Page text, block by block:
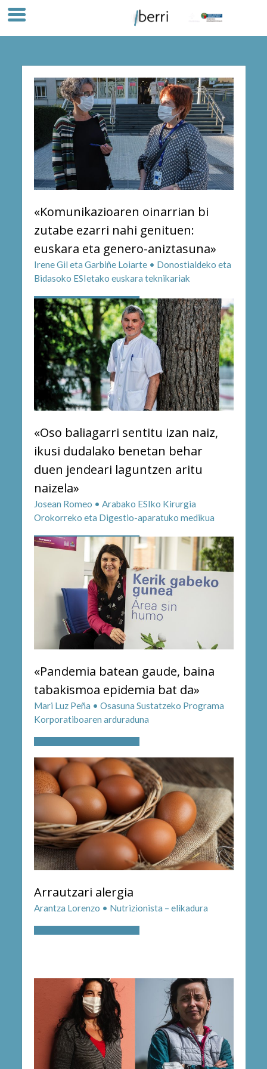
«Komunikazioaren oinarrian bi
zutabe ezarri nahi genituen:
euskara eta genero-aniztasuna»
Irene Gil eta Garbiñe Loiarte • Donostialdeko eta
Bidasoko ESIetako euskara teknikariak
«Oso baliagarri sentitu izan naiz,
ikusi dudalako benetan behar
duen jendeari laguntzen aritu
naizela»
Josean Romeo • Arabako ESIko Kirurgia
Orokorreko eta Digestio-aparatuko medikua
«Pandemia batean gaude, baina
tabakismoa epidemia bat da»
Mari Luz Peña • Osasuna Sustatzeko Programa
Korporatiboaren arduraduna
Arrautzari alergia
Arantza Lorenzo • Nutrizionista – elikadura